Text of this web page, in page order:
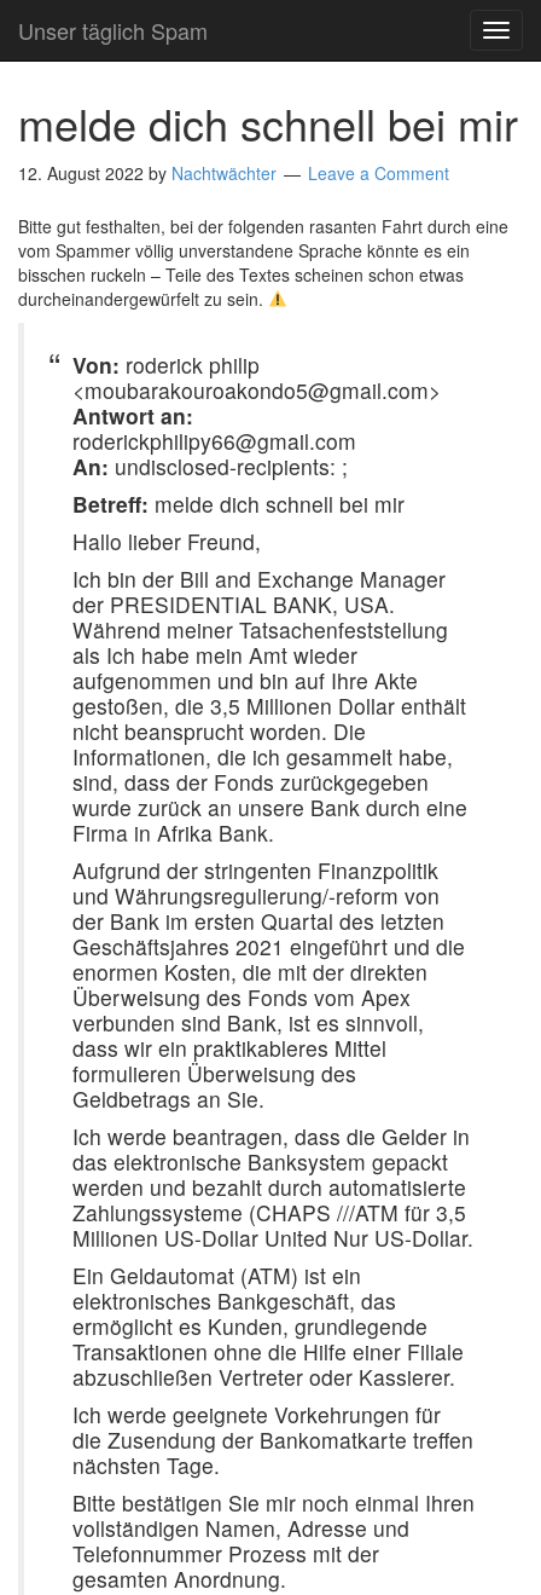
Unser täglich Spam
melde dich schnell bei mir
12. August 2022 by Nachtwächter Leave a Comment
Bitte gut festhalten, bei der folgenden rasanten Fahrt durch eine
vom Spammer völlig unverstandene Sprache könnte es ein
bisschen ruckeln – Teile des Textes scheinen schon etwas
durcheinandergewürfelt zu sein.
Von: roderick philip
<moubarakouroakondo5@gmail.com>
Antwort an:
roderickphilipy66@gmail.com
An: undisclosed-recipients: ;
Betreff: melde dich schnell bei mir
Hallo lieber Freund,
Ich bin der Bill and Exchange Manager
der PRESIDENTIAL BANK, USA.
Während meiner Tatsachenfeststellung
als Ich habe mein Amt wieder
aufgenommen und bin auf Ihre Akte
gestoßen, die 3,5 Millionen Dollar enthält
nicht beansprucht worden. Die
Informationen, die ich gesammelt habe,
sind, dass der Fonds zurückgegeben
wurde zurück an unsere Bank durch eine
Firma in Afrika Bank.
Aufgrund der stringenten Finanzpolitik
und Währungsregulierung/-reform von
der Bank im ersten Quartal des letzten
Geschäftsjahres 2021 eingeführt und die
enormen Kosten, die mit der direkten
Überweisung des Fonds vom Apex
verbunden sind Bank, ist es sinnvoll,
dass wir ein praktikableres Mittel
formulieren Überweisung des
Geldbetrags an Sie.
Ich werde beantragen, dass die Gelder in
das elektronische Banksystem gepackt
werden und bezahlt durch automatisierte
Zahlungssysteme (CHAPS ///ATM für 3,5
Millionen US-Dollar United Nur US-Dollar.
Ein Geldautomat (ATM) ist ein
elektronisches Bankgeschäft, das
ermöglicht es Kunden, grundlegende
Transaktionen ohne die Hilfe einer Filiale
abzuschließen Vertreter oder Kassierer.
Ich werde geeignete Vorkehrungen für
die Zusendung der Bankomatkarte treffen
nächsten Tage.
Bitte bestätigen Sie mir noch einmal Ihren
vollständigen Namen, Adresse und
Telefonnummer Prozess mit der
gesamten Anordnung.